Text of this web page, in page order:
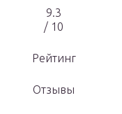
9.3
/ 10
Рейтинг
Отзывы